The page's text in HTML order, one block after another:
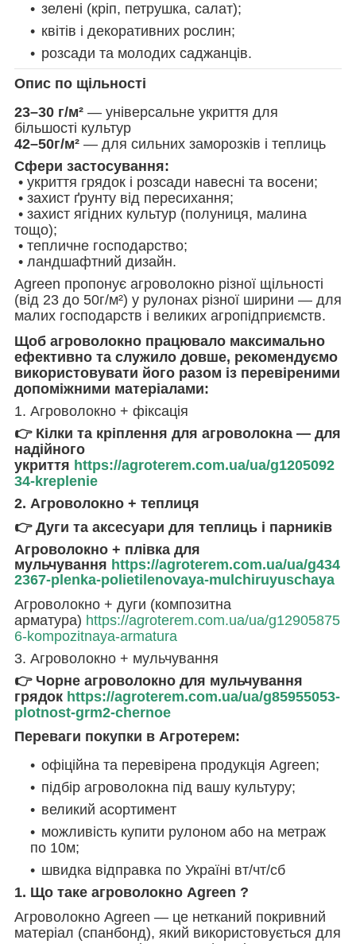
зелені (кріп, петрушка, салат);
квітів і декоративних рослин;
розсади та молодих саджанців.
Опис по щільності
23–30 г/м² — універсальне укриття для
більшості культур
42–50г/м² — для сильних заморозків і теплиць
Сфери застосування:
• укриття грядок і розсади навесні та восени;
• захист ґрунту від пересихання;
• захист ягідних культур (полуниця, малина
тощо);
• тепличне господарство;
• ландшафтний дизайн.
Agreen пропонує агроволокно різної щільності
(від 23 до 50г/м²) у рулонах різної ширини — для
малих господарств і великих агропідприємств.
Щоб агроволокно працювало максимально
ефективно та служило довше, рекомендуємо
використовувати його разом із перевіреними
допоміжними матеріалами:
1. Агроволокно + фіксація
👉 Кілки та кріплення для агроволокна — для
надійного
укриття https://agroterem.com.ua/ua/g1205092
34-kreplenie
2. Агроволокно + теплиця
👉 Дуги та аксесуари для теплиць і парників
Агроволокно + плівка для
мульчування https://agroterem.com.ua/ua/g434
2367-plenka-polietilenovaya-mulchiruyuschaya
Агроволокно + дуги (композитна
арматура) https://agroterem.com.ua/ua/g12905875
6-kompozitnaya-armatura
3. Агроволокно + мульчування
👉 Чорне агроволокно для мульчування
грядок https://agroterem.com.ua/ua/g85955053-
plotnost-grm2-chernoe
Переваги покупки в Агротерем:
офіційна та перевірена продукція Agreen;
підбір агроволокна під вашу культуру;
великий асортимент
можливість купити рулоном або на метраж
по 10м;
швидка відправка по Україні вт/чт/сб
1. Що таке агроволокно Agreen ?
Агроволокно Agreen — це нетканий покривний
матеріал (спанбонд), який використовується для